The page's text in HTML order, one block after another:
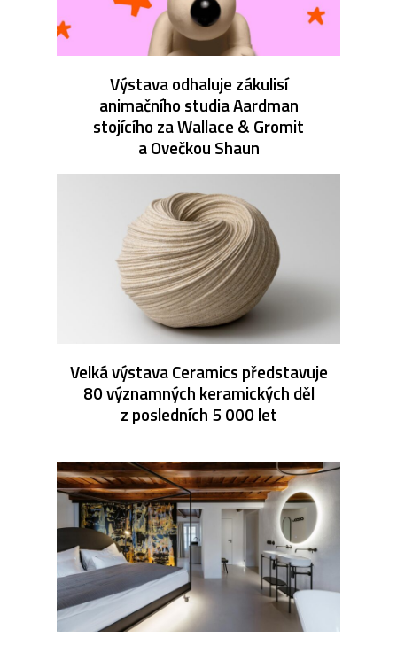
Výstava odhaluje zákulisí
animačního studia Aardman
stojícího za Wallace & Gromit
a Ovečkou Shaun
Velká výstava Ceramics představuje
80 významných keramických děl
z posledních 5 000 let